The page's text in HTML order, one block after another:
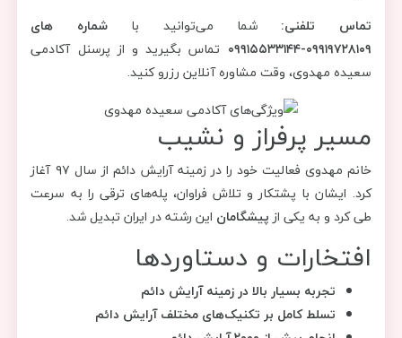
تماس تلفنی: شما می‌توانید باشماره های
۰۹۹۱۹۷۲۸۱۰۹-۰۹۹۱۵۵۳۳۱۴۴
تماس بگیرید و از پرسنل آکادمی
سعیده مهدوی، وقت مشاوره آنلاین رزرو کنید.
مسیر پرفراز و نشیب
خانم مهدوی فعالیت خود را در زمینه آرایش دائم از سال ۹۷ آغاز
کرد. ایشان با پشتکار و تلاش فراوان، پله‌های ترقی را به سرعت
طی کرد و به یکی ازپیشگامان این رشته در ایران تبدیل شد.
افتخارات و دستاوردها
تجربه بسیار بالا در زمینه آرایش دائم
تسلط کامل بر تکنیک‌های مختلف آرایش دائم